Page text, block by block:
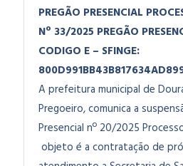
PREGÃO PRESENCIAL
Nº 33/2025 PREGÃO
CODIGO E – SFINGE:
A prefeitura municipal de
Pregoeiro, comunica a
Presencial nº 20/2025
objeto é a contratação de